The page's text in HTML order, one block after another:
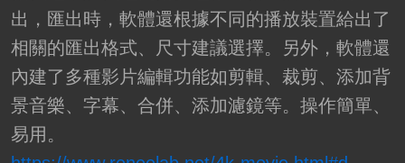
出，匯出時，軟體還根據不同的播放裝置給出了
相關的匯出格式、尺寸建議選擇。另外，軟體還
內建了多種影片編輯功能如剪輯、裁剪、添加背
景音樂、字幕、合併、添加濾鏡等。操作簡單、
易用。